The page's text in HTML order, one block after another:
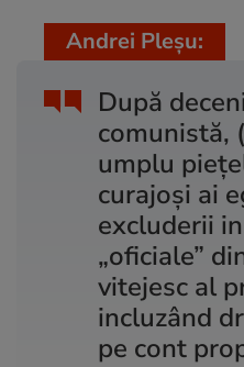
După
comunistă,
umplu
curajoși ai
excluderii
„oficiale”
vitejesc al
incluzând
pe cont
Andrei Pleșu: